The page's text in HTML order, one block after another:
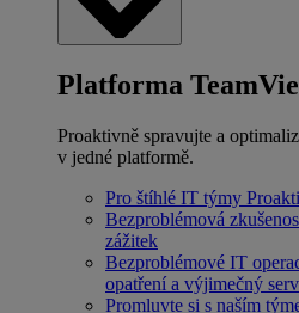
Platforma
Proaktivně spravujte a
v jedné platformě.
Pro štíhlé IT týmy
Bezproblémová
zážitek
Bezproblémové IT
opatření a výjimečný
Promluvte si s naším